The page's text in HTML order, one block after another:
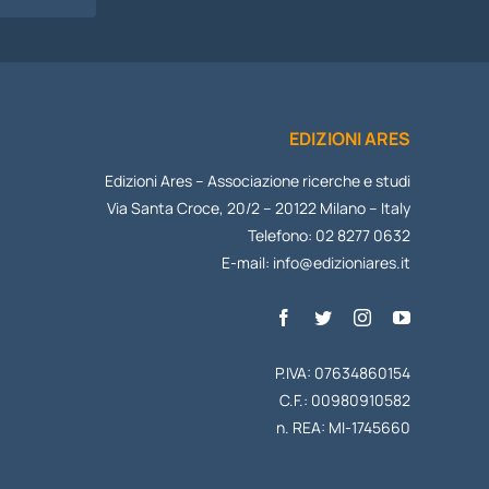
EDIZIONI ARES
Edizioni Ares – Associazione ricerche e studi
Via Santa Croce, 20/2 – 20122 Milano – Italy
Telefono: 02 8277 0632
E-mail: info@edizioniares.it
P.IVA: 07634860154
C.F.: 00980910582
n. REA: MI-1745660